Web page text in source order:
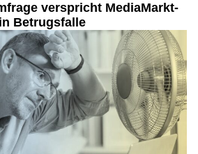
verspricht MediaMarkt-
Betrugsfalle